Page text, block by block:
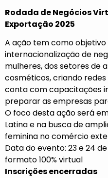
Rodada de Negócios
Exportação 2025
A ação tem como
internacionalização de
mulheres, dos setores de
cosméticos, criando
conta com capacitações
preparar as empresas
O foco desta ação será
Latina e na busca de
feminina no comércio
Data do evento: 23 e 24
formato 100% virtual
Inscrições encerradas